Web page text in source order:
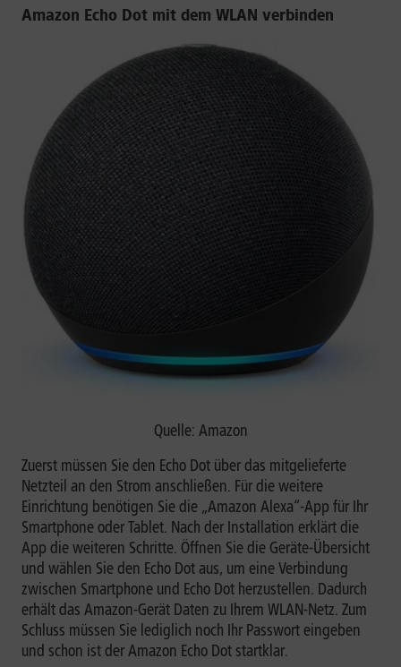
Amazon Echo Dot mit dem WLAN verbinden
Quelle: Amazon
Zuerst müssen Sie den Echo Dot über das mitgelieferte
Netzteil an den Strom anschließen. Für die weitere
Einrichtung benötigen Sie die „Amazon Alexa“-App für Ihr
Smartphone oder Tablet. Nach der Installation erklärt die
App die weiteren Schritte. Öffnen Sie die Geräte-Übersicht
und wählen Sie den Echo Dot aus, um eine Verbindung
zwischen Smartphone und Echo Dot herzustellen. Dadurch
erhält das Amazon-Gerät Daten zu Ihrem WLAN-Netz. Zum
Schluss müssen Sie lediglich noch Ihr Passwort eingeben
und schon ist der Amazon Echo Dot startklar.